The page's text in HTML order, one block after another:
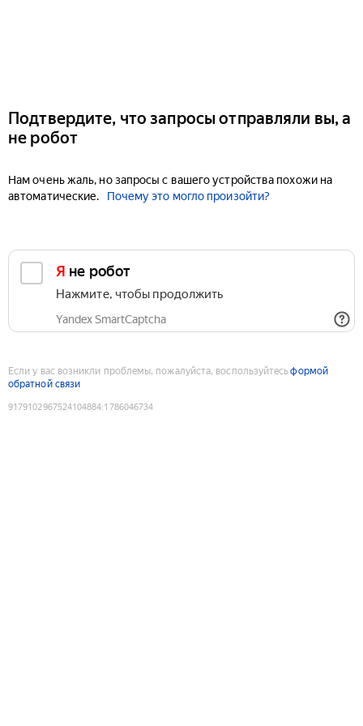
Подтвердите, что запросы отправляли вы, а
не робот
Нам очень жаль, но запросы с вашего устройства похожи на
автоматические.
Почему это могло произойти?
Я не робот
Нажмите, чтобы продолжить
Yandex SmartCaptcha
Если у вас возникли проблемы, пожалуйста, воспользуйтесьформой
обратной связи
9179102967524104884:1786046734